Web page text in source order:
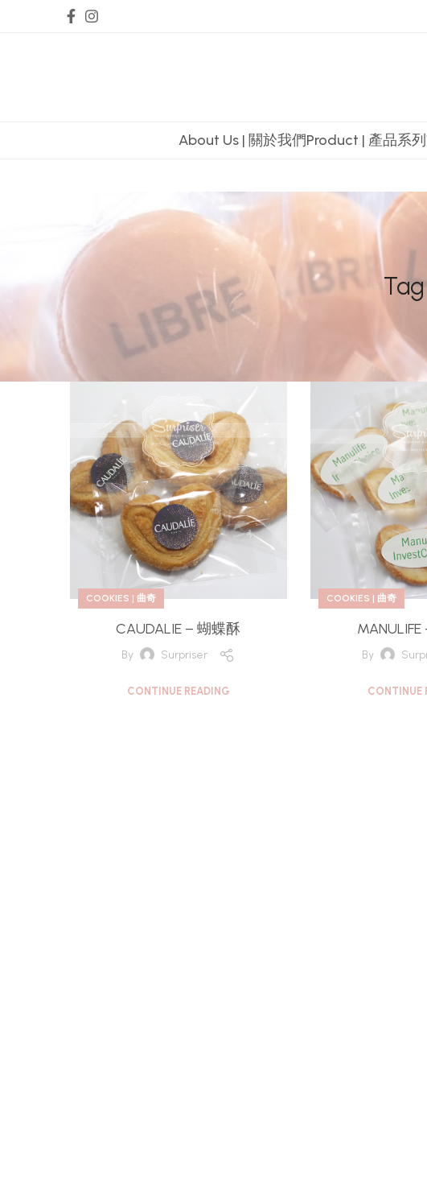
About Us | 關於我們Product | 產品系列
COOKIES | 曲奇
CAUDALIE – 蝴蝶酥
By Surpriser
CONTINUE READING
COOKIES | 曲奇
By
CONTINUE